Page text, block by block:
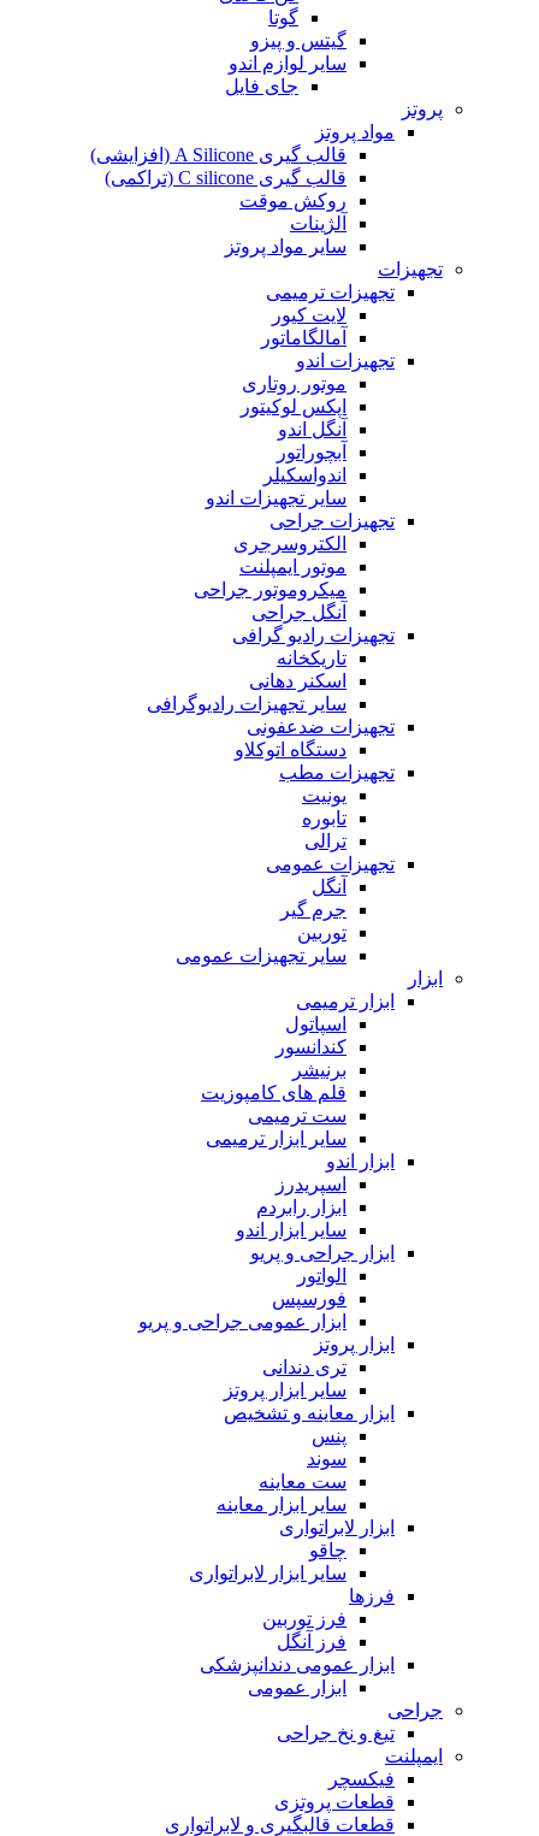
گوتا
گیتس و پیزو
سایر لوازم اندو
جای فایل
پروتز
مواد پروتز
قالب گیری A Silicone (افزایشی)
قالب گیری C silicone (تراکمی)
روکش موقت
آلژینات
سایر مواد پروتز
تجهیزات
تجهیزات ترمیمی
لایت کیور
آمالگاماتور
تجهیزات اندو
موتور روتاری
اپکس لوکیتور
آنگل اندو
آبچوراتور
اندواسکیلر
سایر تجهیزات اندو
تجهیزات جراحی
الکتروسرجری
موتور ایمپلنت
میکروموتور جراحی
آنگل جراحی
تجهیزات رادیو گرافی
تاریکخانه
اسکنر دهانی
سایر تجهیزات رادیوگرافی
تجهیزات ضدعفونی
دستگاه اتوکلاو
تجهیزات مطب
یونیت
تابوره
ترالی
تجهیزات عمومی
آنگل
جرم گیر
توربین
سایر تجهیزات عمومی
ابزار
ابزار ترمیمی
اسپاتول
کندانسور
برنیشر
قلم های کامپوزیت
ست ترمیمی
سایر ابزار ترمیمی
ابزار اندو
اسپریدرز
ابزار رابردم
سایر ابزار اندو
ابزار جراحی و پریو
الواتور
فورسپس
ابزار عمومی جراحی و پریو
ابزار پروتز
تری دندانی
سایر ابزار پروتز
ابزار معاینه و تشخیص
پنس
سوند
ست معاینه
سایر ابزار معاینه
ابزار لابراتواری
چاقو
سایر ابزار لابراتواری
فرزها
فرز توربین
فرز آنگل
ابزار عمومی دندانپزشکی
ابزار عمومی
جراحی
تیغ و نخ جراحی
ایمپلنت
فیکسچر
قطعات پروتزی
قطعات قالبگیری و لابراتواری